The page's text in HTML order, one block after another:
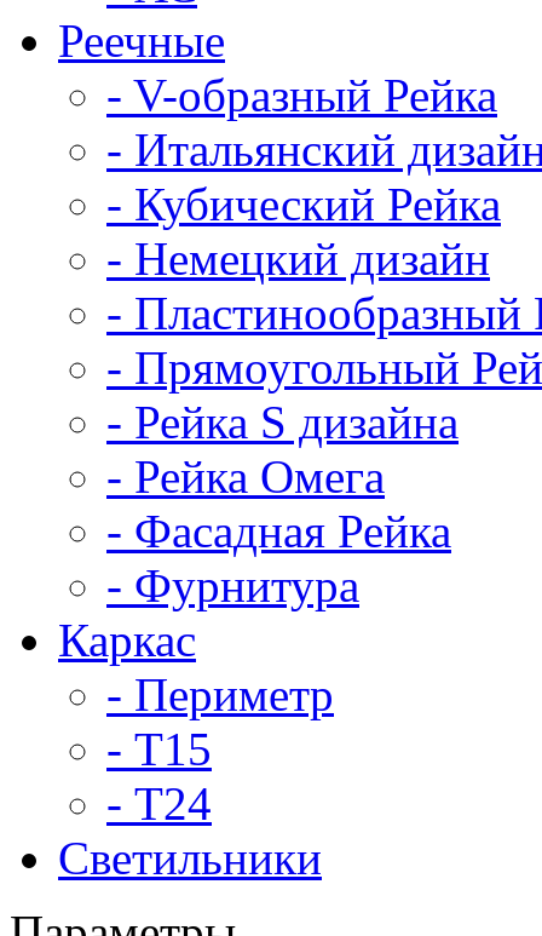
Реечные
- V-образный Рейка
- Итальянский
- Кубический Рейка
- Немецкий дизайн
- Пластинообразный
- Прямоугольный
- Рейка S дизайна
- Рейка Омега
- Фасадная Рейка
- Фурнитура
Каркас
- Периметр
- Т15
- Т24
Светильники